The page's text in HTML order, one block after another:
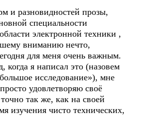
и разновидностей прозы,
специальности
электронной техники ,
вниманию нечто,
для меня очень важным.
когда я написал это (назовем
исследование»), мне
удовлетворяю своё
так же, как на своей
изучения чисто технических,